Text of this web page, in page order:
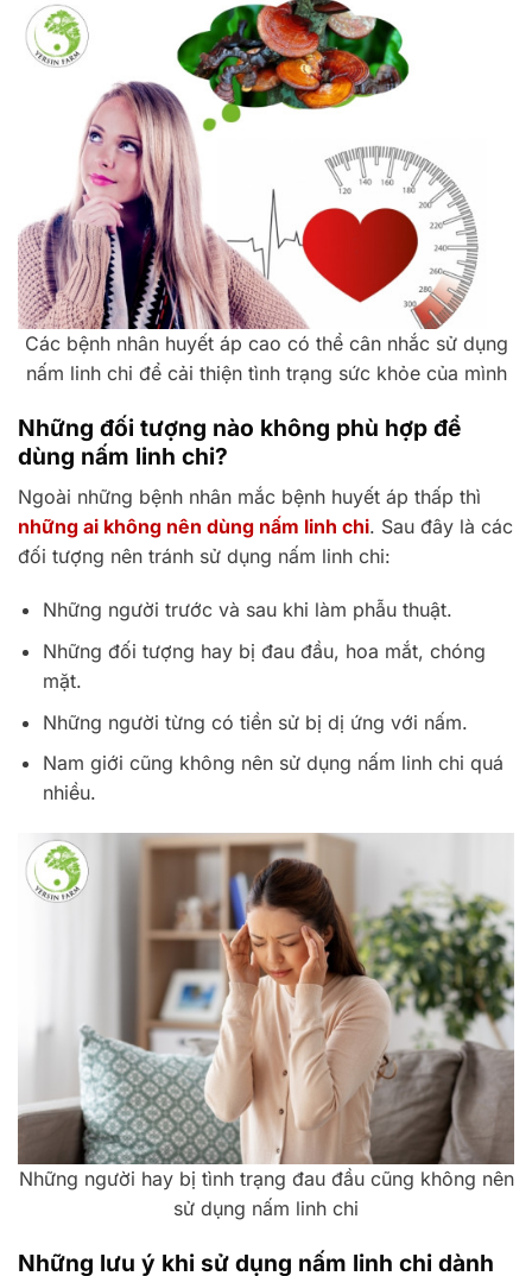
Các bệnh nhân huyết áp cao có thể cân nhắc sử dụng
nấm linh chi để cải thiện tình trạng sức khỏe của mình
Những đối tượng nào không phù hợp để
dùng nấm linh chi?
Ngoài những bệnh nhân mắc bệnh huyết áp thấp thì
những ai không nên dùng nấm linh chi. Sau đây là các
đối tượng nên tránh sử dụng nấm linh chi:
Những người trước và sau khi làm phẫu thuật.
Những đối tượng hay bị đau đầu, hoa mắt, chóng
mặt.
Những người từng có tiền sử bị dị ứng với nấm.
Nam giới cũng không nên sử dụng nấm linh chi quá
nhiều.
Những người hay bị tình trạng đau đầu cũng không nên
sử dụng nấm linh chi
Những lưu ý khi sử dụng nấm linh chi dành